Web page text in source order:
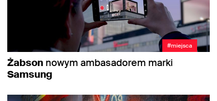
#miejsca
Żabson nowym ambasadorem marki
Samsung